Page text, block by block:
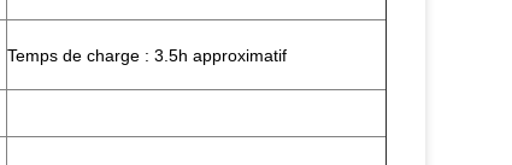
Temps de charge : 3.5h approximatif